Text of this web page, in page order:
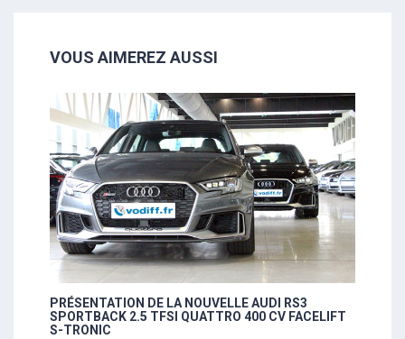
VOUS AIMEREZ AUSSI
PRÉSENTATION DE LA NOUVELLE AUDI RS3
SPORTBACK 2.5 TFSI QUATTRO 400 CV FACELIFT
S-TRONIC